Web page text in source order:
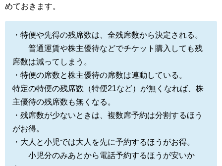
めておきます。
・特便や先得の残席数は、全残席数から決定される。
普通運賃や株主優待などでチケット購入しても残
席数は減ってしまう。
・特便の席数と株主優待の席数は連動している。
特定の特便の残席数（特便21など）が無くなれば、株
主優待の残席数も無くなる。
・残席数が少ないときは、複数席予約は分割するほう
がお得。
・大人と小児では大人を先に予約するほうがお得。
小児分のみあとから電話予約するほうが安いか